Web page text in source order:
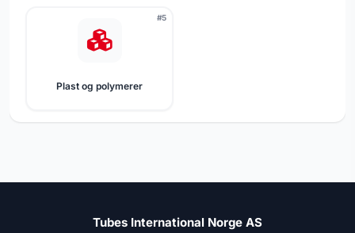
#5
Plast og polymerer
Tubes International Norge AS